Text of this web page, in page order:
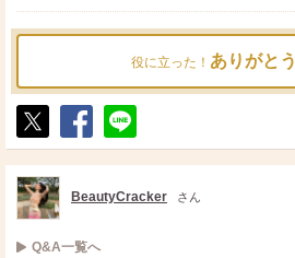
役に立った！ ありがとう
ポ
ス
ト
シ
ェ
送
る
BeautyCracker さん
Q&A一覧へ